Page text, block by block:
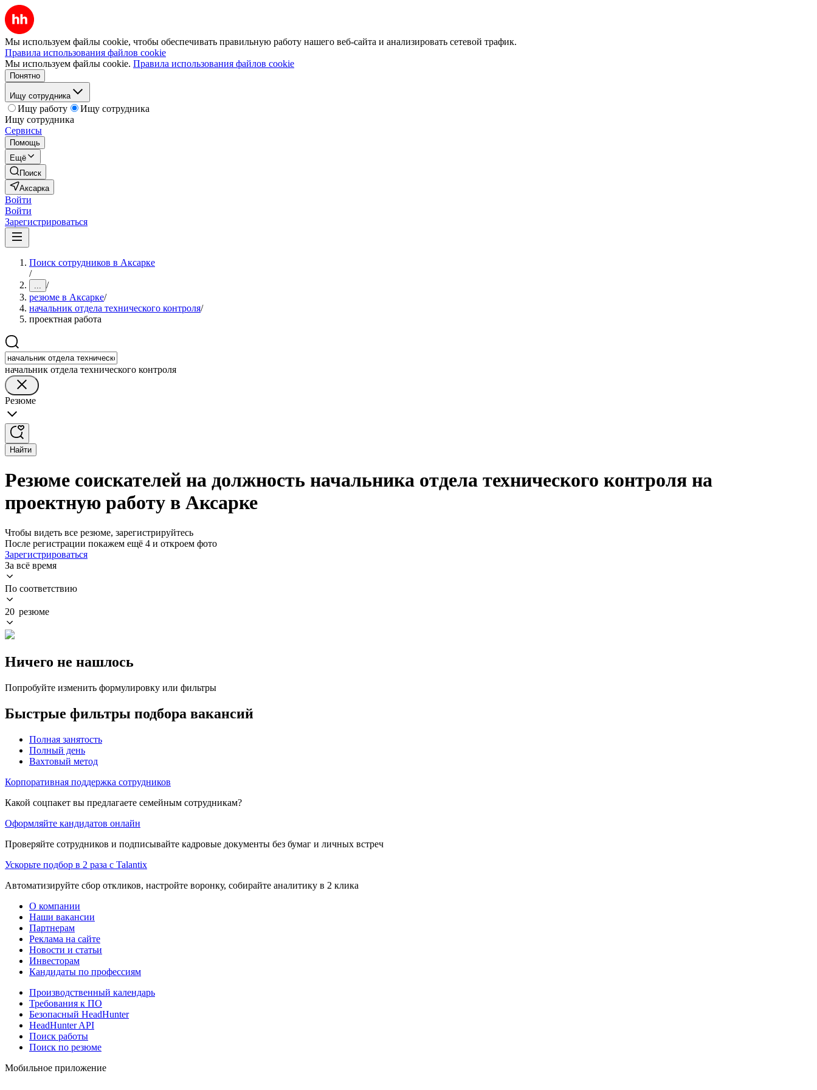
Мы используем файлы cookie, чтобы обеспечивать правильную работу нашего веб-сайта и анализировать сетевой трафик.
Правила использования файлов cookie
Мы используем файлы cookie. Правила использования файлов cookie
Понятно
Ищу сотрудника
Ищу работу
Ищу сотрудника
Ищу сотрудника
Сервисы
Помощь
Ещё
Поиск
Аксарка
Войти
Войти
Зарегистрироваться
Поиск сотрудников в Аксарке
/
... /
резюме в Аксарке/
начальник отдела технического контроля/
проектная работа
начальник отдела технического контроля
Резюме
Найти
Резюме соискателей на должность начальника отдела технического контроля на
проектную работу в Аксарке
Чтобы видеть все резюме, зарегистрируйтесь
После регистрации покажем ещё 4 и откроем фото
Зарегистрироваться
За всё время
По соответствию
20 резюме
Ничего не нашлось
Попробуйте изменить формулировку или фильтры
Быстрые фильтры подбора вакансий
Полная занятость
Полный день
Вахтовый метод
Корпоративная поддержка сотрудников
Какой соцпакет вы предлагаете семейным сотрудникам?
Оформляйте кандидатов онлайн
Проверяйте сотрудников и подписывайте кадровые документы без бумаг и личных встреч
Ускорьте подбор в 2 раза с Talantix
Автоматизируйте сбор откликов, настройте воронку, собирайте аналитику в 2 клика
О компании
Наши вакансии
Партнерам
Реклама на сайте
Новости и статьи
Инвесторам
Кандидаты по профессиям
Производственный календарь
Требования к ПО
Безопасный HeadHunter
HeadHunter API
Поиск работы
Поиск по резюме
Мобильное приложение